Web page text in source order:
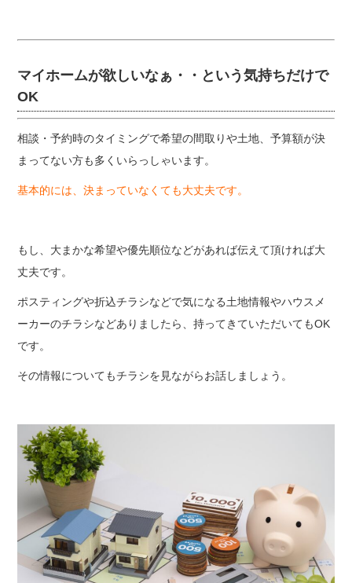
マイホームが欲しいなぁ・・という気持ちだけで
OK
相談・予約時のタイミングで希望の間取りや土地、予算額が決
まってない方も多くいらっしゃいます。
基本的には、決まっていなくても大丈夫です。
もし、大まかな希望や優先順位などがあれば伝えて頂ければ大
丈夫です。
ポスティングや折込チラシなどで気になる土地情報やハウスメ
ーカーのチラシなどありましたら、持ってきていただいてもOK
です。
その情報についてもチラシを見ながらお話しましょう。